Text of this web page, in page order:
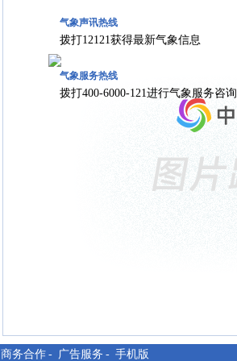
气象声讯热线
拨打12121获得最新气象信息
气象服务热线
拨打400-6000-121进行气象服务咨询
商务合作 - 广告服务 - 手机版